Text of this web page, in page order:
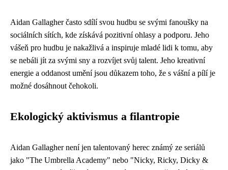
Aidan Gallagher často sdílí svou hudbu se svými fanoušky na
sociálních sítích, kde získává pozitivní ohlasy a podporu. Jeho
vášeň pro hudbu je nakažlivá a inspiruje mladé lidi k tomu, aby
se nebáli jít za svými sny a rozvíjet svůj talent. Jeho kreativní
energie a oddanost umění jsou důkazem toho, že s vášní a pílí je
možné dosáhnout čehokoli.
Ekologický aktivismus a filantropie
Aidan Gallagher není jen talentovaný herec známý ze seriálů
jako "The Umbrella Academy" nebo "Nicky, Ricky, Dicky &